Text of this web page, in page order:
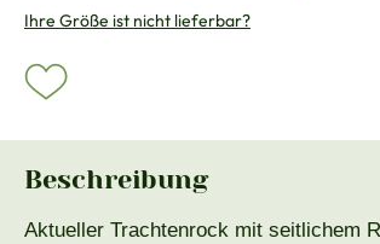
Ihre Größe ist nicht lieferbar?
Beschreibung
Aktueller Trachtenrock mit seitlichem